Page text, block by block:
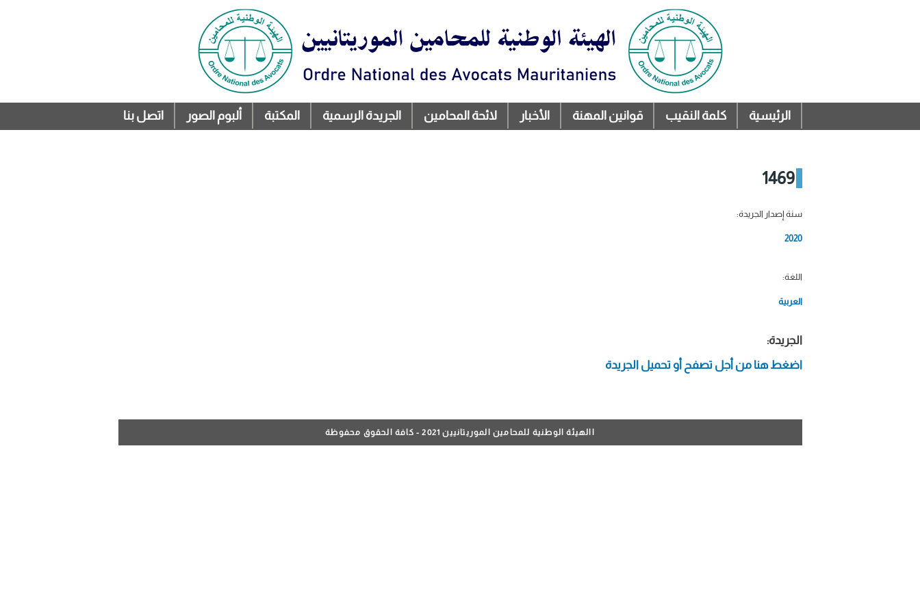
المحتوى
الرئيسي
القائمة الرئيسية
الرئيسية كلمة النقيب قوانين المهنة الأخبار لائحة المحامين الجريدة الرسمية المكتبة ألبوم الصور اتصل بنا
1469
سنة إصدار الجريدة:
2020
اللغة:
العربية
الجريدة:
اضغط هنا من أجل تصفح أو تحميل الجريدة
االهيئة الوطنية للمحامين الموريتانيين 2021 - كافة الحقوق محفوظة